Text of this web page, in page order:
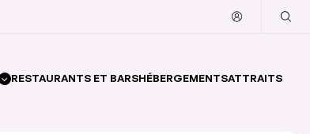
RESTAURANTS ET BARSHÉBERGEMENTSATTRAITS